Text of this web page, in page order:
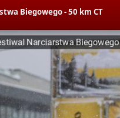
Biegowego - 50 km CT